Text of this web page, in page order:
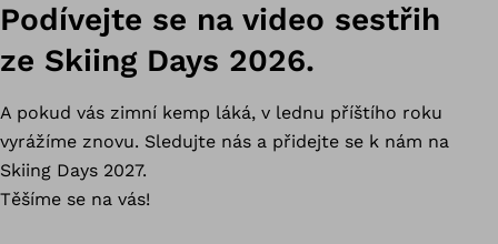
Podívejte se na video sestřih
ze Skiing Days 2026.
A pokud vás zimní kemp láká, v lednu příštího roku
vyrážíme znovu. Sledujte nás a přidejte se k nám na
Skiing Days 2027.
Těšíme se na vás!